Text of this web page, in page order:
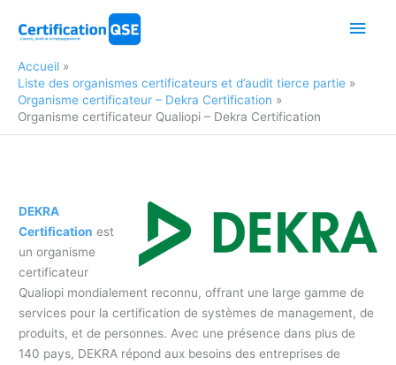
Accueil
Liste des organismes certificateurs et d’audit tierce partie
Organisme certificateur – Dekra Certification
Organisme certificateur Qualiopi – Dekra Certification
DEKRA
Certification est
un organisme
certificateur
Qualiopi mondialement reconnu, offrant une large gamme de
services pour la certification de systèmes de management, de
produits, et de personnes. Avec une présence dans plus de
140 pays, DEKRA répond aux besoins des entreprises de